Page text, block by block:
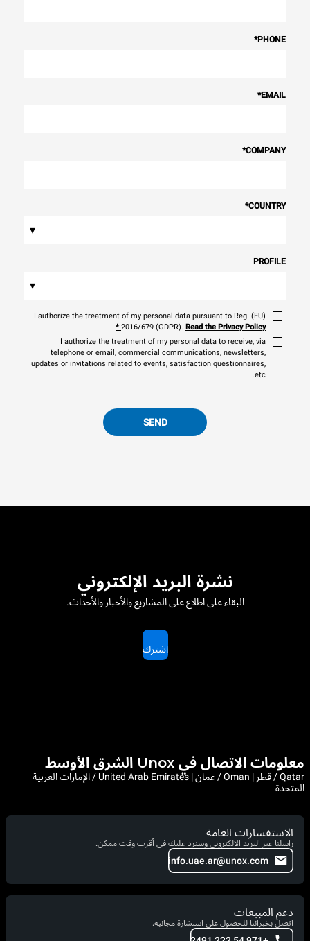
PHONE
*
EMAIL
*
COMPANY
*
COUNTRY
*
▾
PROFILE
▾
I authorize the treatment of my personal data pursuant to Reg. (EU)
2016/679 (GDPR). Read the Privacy Policy
*
I authorize the treatment of my personal data to receive, via
telephone or email, commercial communications, newsletters,
updates or invitations related to events, satisfaction questionnaires,
etc.
SEND
نشرة البريد الإلكتروني
البقاء على اطلاع على المشاريع والأخبار والأحداث.
اشترك
معلومات الاتصال في Unox الشرق الأوسط
Qatar / قطر | Oman / عمان | United Arab Emirates / الإمارات العربية
المتحدة
الاستفسارات العامة
راسلنا عبر البريد الإلكتروني وسنرد عليك في أقرب وقت ممكن.
info.uae.ar@unox.com
دعم المبيعات
اتصل بخبرائنا للحصول على استشارة مجانية.